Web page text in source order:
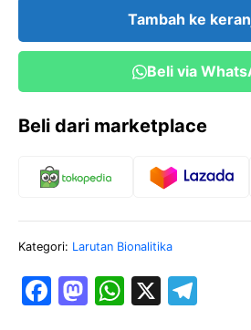
Asetat
Tambah ke
Beli via
Beli dari marketplace
Kategori: Larutan Bionalitika
F
M W X